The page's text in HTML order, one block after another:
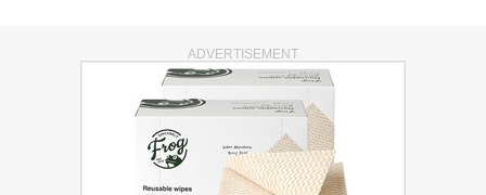
ADVERTISEMENT